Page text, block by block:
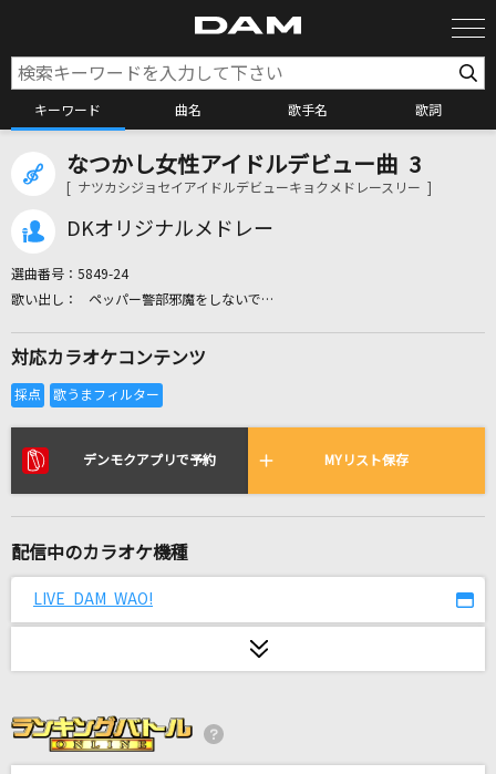
キーワード 曲名 歌手名 歌詞
カラオケ検索
リアルタイムで歌われている曲の一覧
[生音]足音 ～Be Strong
[生音]黄色
夜空に咲く花
なつかし女性アイドルデビュー曲 3
[ ナツカシジョセイアイドルデビューキョクメドレースリー ]
DKオリジナルメドレー
選曲番号： 5849-24
ペッパー警部邪魔をしないで…
対応カラオケコンテンツ
デンモクアプリで予約 MYリスト保存
配信中のカラオケ機種
LIVE DAM WAO!